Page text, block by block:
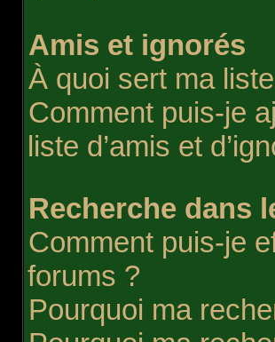
Amis et ignorés
À quoi sert ma
Comment puis-je
liste d’amis et
Recherche dans
Comment puis-je
forums ?
Pourquoi ma